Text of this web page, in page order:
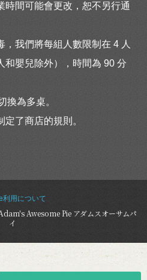
時間可能會更改，恕不另行通
我們將每組人數限制在 4 人
和嬰兒除外），時間為 90 分
換為多桌。
了商店的規則。
利用について
Awesome Pie アダムスオーサムパ
イ